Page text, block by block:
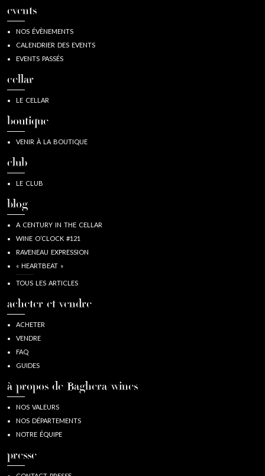
events
NOS ÉVÈNEMENTS
CALENDRIER DES EVENTS
EVENTS PASSÉS
cellar
LE CELLAR
boutique
VENIR À LA BOUTIQUE
club
LE CLUB
blog
A CENTURY IN THE CELLAR
WINE O’CLOCK #121
RAVENEAU EXPRESSION
« HEARTBEAT »
TOUS LES ARTICLES
acheter et vendre
ACHETER
VENDRE
FAQ
GUIDES
à propos de Baghera/wines
NOS VALEURS
NOS DÉPARTEMENTS
NOTRE ÉQUIPE
presse